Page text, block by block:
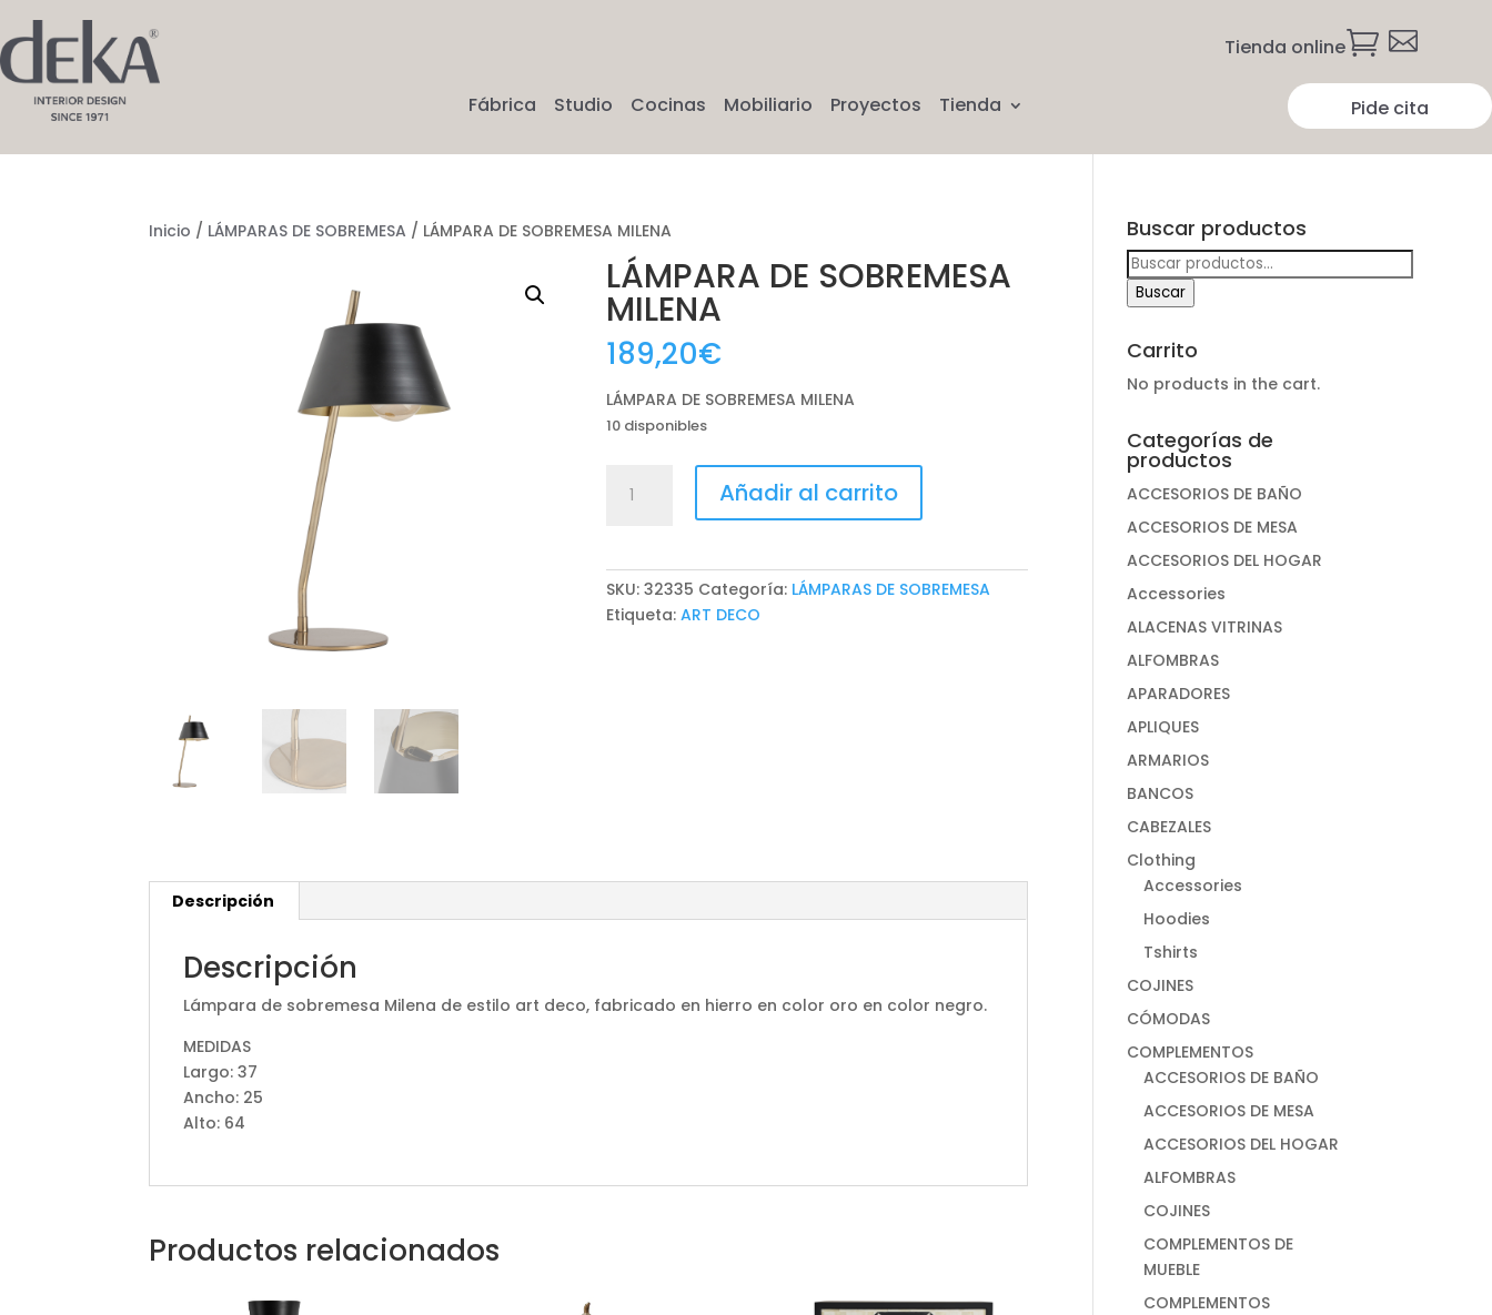
Tienda online 
Fábrica Studio Cocinas Mobiliario Proyectos Tienda Pide cita
Inicio / LÁMPARAS DE SOBREMESA / LÁMPARA DE SOBREMESA MILENA
LÁMPARA DE SOBREMESA
MILENA
189,20€
LÁMPARA DE SOBREMESA MILENA
10 disponibles
SOBREMESA
cantidad
Añadir al carrito
SKU:32335 Categoría: LÁMPARAS DE SOBREMESA
Etiqueta:ART DECO
Descripción
Descripción
Lámpara de sobremesa Milena de estilo art deco, fabricado en hierro en color oro en color negro.
MEDIDAS
Largo: 37
Ancho: 25
Alto: 64
Productos relacionados
Buscar productos
Buscar
por:
Buscar
Carrito
No products in the cart.
Categorías de
productos
ACCESORIOS DE BAÑO
ACCESORIOS DE MESA
ACCESORIOS DEL HOGAR
Accessories
ALACENAS VITRINAS
ALFOMBRAS
APARADORES
APLIQUES
ARMARIOS
BANCOS
CABEZALES
Clothing
Accessories
Hoodies
Tshirts
COJINES
CÓMODAS
COMPLEMENTOS
ACCESORIOS DE BAÑO
ACCESORIOS DE MESA
ACCESORIOS DEL HOGAR
ALFOMBRAS
COJINES
COMPLEMENTOS DE
MUEBLE
COMPLEMENTOS